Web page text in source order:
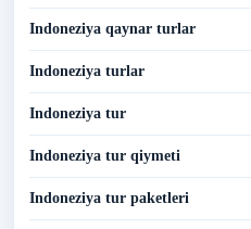
Indoneziya qaynar turlar
Indoneziya turlar
Indoneziya tur
Indoneziya tur qiymeti
Indoneziya tur paketleri